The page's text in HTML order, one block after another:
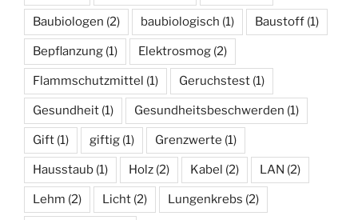
Baubiologen (2) baubiologisch (1) Baustoff (1)
Bepflanzung (1) Elektrosmog (2)
Flammschutzmittel (1) Geruchstest (1)
Gesundheit (1) Gesundheitsbeschwerden (1)
Gift (1) giftig (1) Grenzwerte (1)
Hausstaub (1) Holz (2) Kabel (2) LAN (2)
Lehm (2) Licht (2) Lungenkrebs (2)